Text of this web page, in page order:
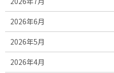
2026年6月
2026年5月
2026年4月